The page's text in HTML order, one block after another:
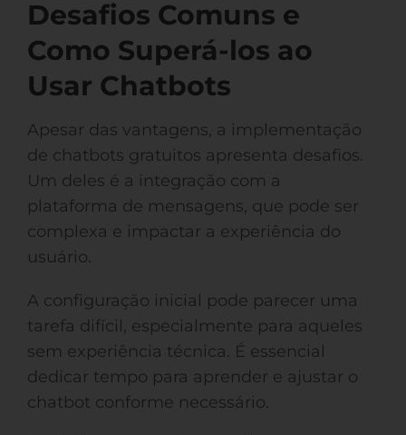
Desafios Comuns e
Como Superá-los ao
Usar Chatbots
Apesar das vantagens, a implementação
de chatbots gratuitos apresenta desafios.
Um deles é a integração com a
plataforma de mensagens, que pode ser
complexa e impactar a experiência do
usuário.
A configuração inicial pode parecer uma
tarefa difícil, especialmente para aqueles
sem experiência técnica. É essencial
dedicar tempo para aprender e ajustar o
chatbot conforme necessário.